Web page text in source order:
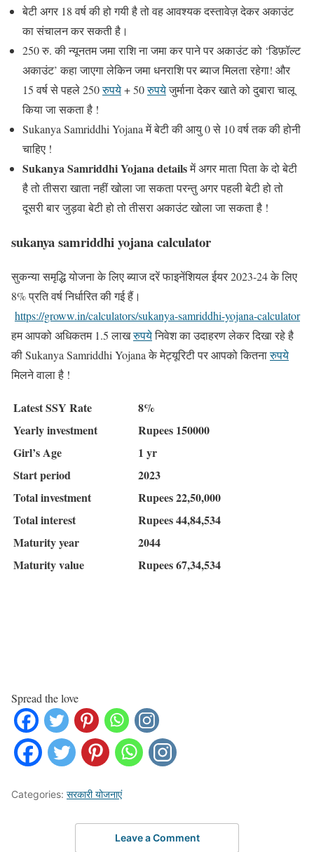
बेटी अगर 18 वर्ष की हो गयी है तो वह आवश्यक दस्तावेज़ देकर अकाउंट
का संचालन कर सकती है।
250 रु. की न्यूनतम जमा राशि ना जमा कर पाने पर अकाउंट को ‘डिफ़ॉल्ट
अकाउंट’ कहा जाएगा लेकिन जमा धनराशि पर ब्याज मिलता रहेगा! और
15 वर्ष से पहले 250रुपये+ 50रुपयेजुर्माना देकर खाते को दुबारा चालू
किया जा सकता है !
Sukanya Samriddhi Yojana में बेटी की आयु 0 से 10 वर्ष तक की होनी
चाहिए !
Sukanya Samriddhi Yojana detailsमें अगर माता पिता के दो बेटी
है तो तीसरा खाता नहीं खोला जा सकता परन्तु अगर पहली बेटी हो तो
दूसरी बार जुड़वा बेटी हो तो तीसरा अकाउंट खोला जा सकता है !
sukanya samriddhi yojana calculator
सुकन्या समृद्धि योजना के लिए ब्याज दरें फाइनेंशियल ईयर 2023-24 के लिए
8% प्रति वर्ष निर्धारित की गई हैं।
https://groww.in/calculators/sukanya-samriddhi-yojana-calculator
हम आपको अधिकतम 1.5 लाखरुपयेनिवेश का उदाहरण लेकर दिखा रहे है
की Sukanya Samriddhi Yojana के मेट्यूरिटी पर आपको कितनारुपये
मिलने वाला है !
Latest SSY Rate
8%
Yearly investment
Rupees 150000
Girl’s Age
1 yr
Start period
2023
Total investment
Rupees 22,50,000
Total interest
Rupees 44,84,534
Maturity year
2044
Maturity value
Rupees 67,34,534
Spread the love
Categories: सरकारी योजनाएं
Leave a Comment